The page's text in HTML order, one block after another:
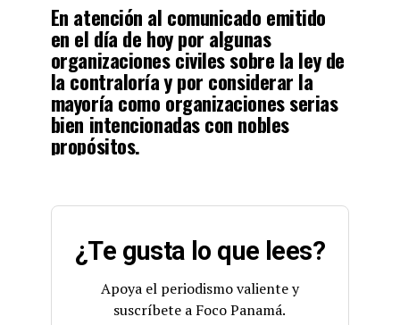
En atención al comunicado emitido
en el día de hoy por algunas
organizaciones civiles sobre la ley de
la contraloría y por considerar la
mayoría como organizaciones serias
bien intencionadas con nobles
propósitos.
— Contraloría General de la República de Panamá
¿Te gusta lo que lees?
Apoya el periodismo valiente y
suscríbete a Foco Panamá.